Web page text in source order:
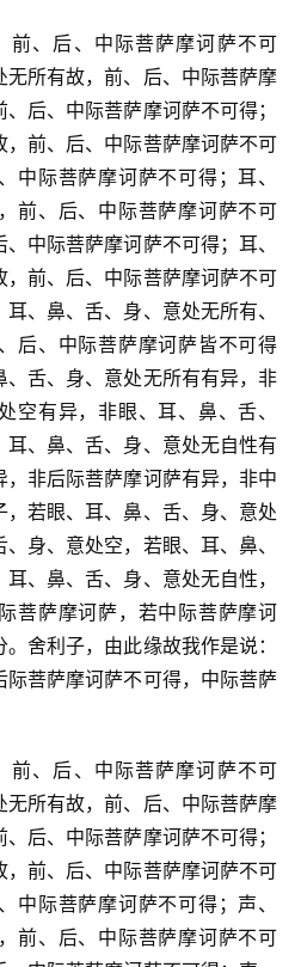
前、后、中际菩萨摩诃萨不可
所有故，前、后、中际菩萨摩
后、中际菩萨摩诃萨不可得；
前、后、中际菩萨摩诃萨不可
中际菩萨摩诃萨不可得；耳、
前、后、中际菩萨摩诃萨不可
中际菩萨摩诃萨不可得；耳、
前、后、中际菩萨摩诃萨不可
、鼻、舌、身、意处无所有、
后、中际菩萨摩诃萨皆不可得
舌、身、意处无所有有异，非
空有异，非眼、耳、鼻、舌、
、鼻、舌、身、意处无自性有
非后际菩萨摩诃萨有异，非中
若眼、耳、鼻、舌、身、意处
身、意处空，若眼、耳、鼻、
、鼻、舌、身、意处无自性，
菩萨摩诃萨，若中际菩萨摩诃
舍利子，由此缘故我作是说：
菩萨摩诃萨不可得，中际菩萨
前、后、中际菩萨摩诃萨不可
所有故，前、后、中际菩萨摩
后、中际菩萨摩诃萨不可得；
前、后、中际菩萨摩诃萨不可
中际菩萨摩诃萨不可得；声、
前、后、中际菩萨摩诃萨不可